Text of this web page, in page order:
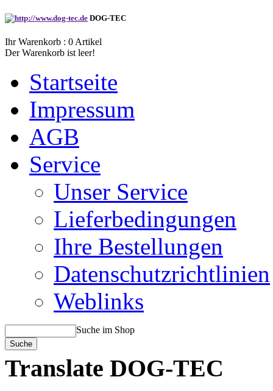
DOG-TEC
Ihr Warenkorb : 0 Artikel
Der Warenkorb ist leer!
Startseite
Impressum
AGB
Service
Unser Service
Lieferbedingungen
Ihre Bestellungen
Datenschutzrichtlinien
Weblinks
Suche im Shop
Translate DOG-TEC